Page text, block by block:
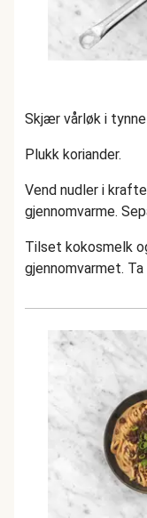
Skjær vårløk i tynne
Plukk koriander.
Vend nudler i
gjennomvarme.
Tilset kokosmelk
gjennomvarmet. Ta